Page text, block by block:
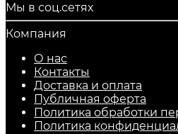
Мы в соц.сетях
Компания
О нас
Контакты
Доставка и оплата
Публичная оферта
Политика обработки
​Политика